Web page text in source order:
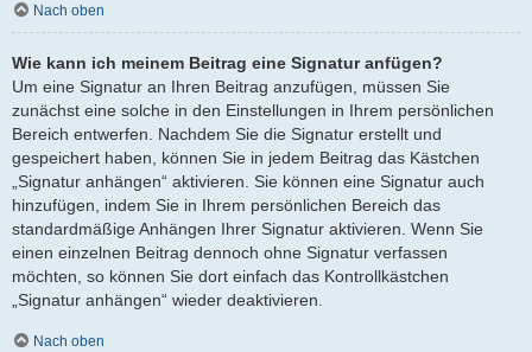
Nach oben
Wie kann ich meinem Beitrag eine Signatur anfügen?
Um eine Signatur an Ihren Beitrag anzufügen, müssen Sie
zunächst eine solche in den Einstellungen in Ihrem persönlichen
Bereich entwerfen. Nachdem Sie die Signatur erstellt und
gespeichert haben, können Sie in jedem Beitrag das Kästchen
„Signatur anhängen“ aktivieren. Sie können eine Signatur auch
hinzufügen, indem Sie in Ihrem persönlichen Bereich das
standardmäßige Anhängen Ihrer Signatur aktivieren. Wenn Sie
einen einzelnen Beitrag dennoch ohne Signatur verfassen
möchten, so können Sie dort einfach das Kontrollkästchen
„Signatur anhängen“ wieder deaktivieren.
Nach oben